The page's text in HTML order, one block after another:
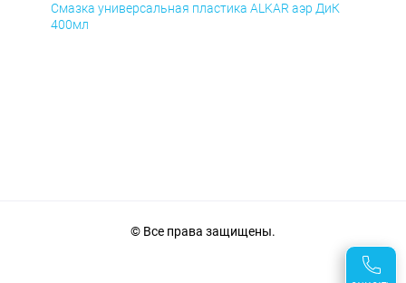
Смазка универсальная пластика ALKAR аэр ДиК
400мл
© Все права защищены.